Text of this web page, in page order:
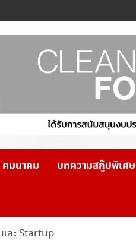
คมนาคม บทความสกู๊ปพิเศษ
และ Startup